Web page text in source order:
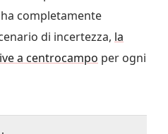
completamente
di incertezza, la
a centrocampo per ogni